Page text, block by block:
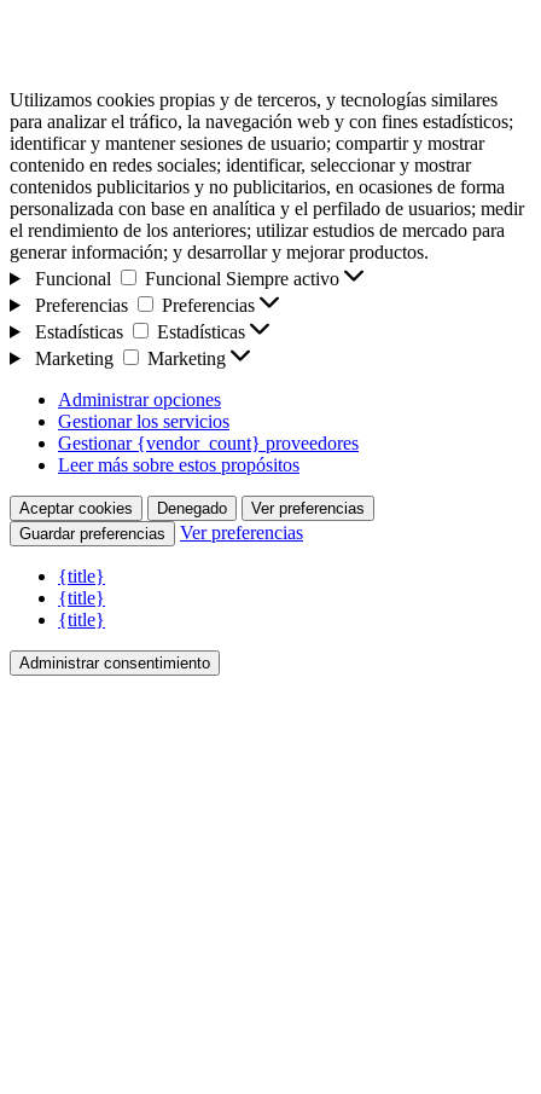
Utilizamos cookies propias y de terceros, y tecnologías similares
para analizar el tráfico, la navegación web y con fines estadísticos;
identificar y mantener sesiones de usuario; compartir y mostrar
contenido en redes sociales; identificar, seleccionar y mostrar
contenidos publicitarios y no publicitarios, en ocasiones de forma
personalizada con base en analítica y el perfilado de usuarios; medir
el rendimiento de los anteriores; utilizar estudios de mercado para
generar información; y desarrollar y mejorar productos.
Funcional
Funcional Siempre activo
Preferencias
Preferencias
Estadísticas
Estadísticas
Marketing
Marketing
Administrar opciones
Gestionar los servicios
Gestionar {vendor_count} proveedores
Leer más sobre estos propósitos
Aceptar cookies Denegado
Ver preferencias
Guardar preferencias
Ver preferencias
{title}
{title}
{title}
Administrar consentimiento